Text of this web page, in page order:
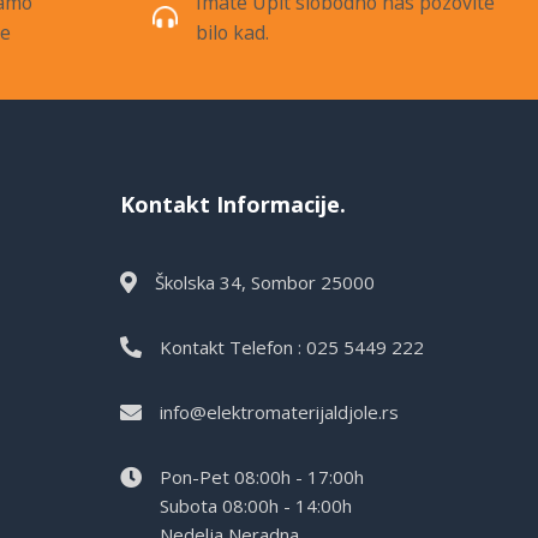
bilo kad.
Kontakt Informacije.
Školska 34, Sombor 25000
Kontakt Telefon : 025 5449 222
info@elektromaterijaldjole.rs
Pon-Pet 08:00h - 17:00h
Subota 08:00h - 14:00h